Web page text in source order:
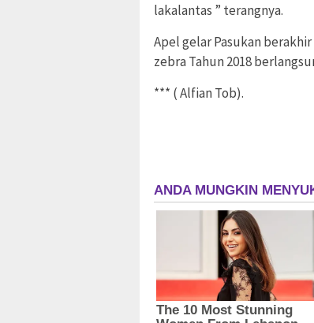
lakalantas ” terangnya.
Apel gelar Pasukan
zebra Tahun 2018
*** ( Alfian Tob).